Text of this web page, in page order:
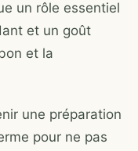
un rôle essentiel
et un goût
et la
une préparation
pour ne pas